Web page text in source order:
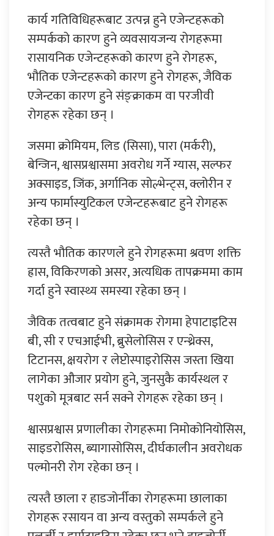
कार्य गतिविधिहरूबाट उत्पन्न हुने एजेन्टहरूको
सम्पर्कको कारण हुने व्यवसायजन्य रोगहरूमा
रासायनिक एजेन्टहरूको कारण हुने रोगहरू,
भौतिक एजेन्टहरूको कारण हुने रोगहरू, जैविक
एजेन्टका कारण हुने संङ्क्राकम वा परजीवी
रोगहरू रहेका छन् ।
जसमा क्रोमियम, लिड (सिसा), पारा (मर्करी),
बेन्जिन, श्वासप्रश्वासमा अवरोध गर्ने ग्यास, सल्फर
अक्साइड, जिंक, अर्गानिक सोल्भेन्ट्स, क्लोरीन र
अन्य फार्मास्युटिकल एजेन्टहरूबाट हुने रोगहरू
रहेका छन् ।
त्यस्तै भौतिक कारणले हुने रोगहरूमा श्रवण शक्ति
ह्रास, विकिरणको असर, अत्यधिक तापक्रममा काम
गर्दा हुने स्वास्थ्य समस्या रहेका छन् ।
जैविक तत्वबाट हुने संक्रामक रोगमा हेपाटाइटिस
बी, सी र एचआईभी, ब्रुसेलोसिस र एन्थ्रेक्स,
टिटानस, क्षयरोग र लेप्टोस्पाइरोसिस जस्ता खिया
लागेका औजार प्रयोग हुने, जुनसुकै कार्यस्थल र
पशुको मूत्रबाट सर्न सक्ने रोगहरू रहेका छन् ।
श्वासप्रश्वास प्रणालीका रोगहरूमा निमोकोनियोसिस,
साइडरोसिस, ब्यागासोसिस, दीर्घकालीन अवरोधक
पल्मोनरी रोग रहेका छन् ।
त्यस्तै छाला र हाडजोर्नीका रोगहरूमा छालाका
रोगहरू रसायन वा अन्य वस्तुको सम्पर्कले हुने